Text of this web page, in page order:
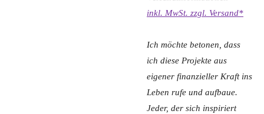
inkl. MwSt. zzgl. Versand*
Ich möchte betonen, dass
ich diese Projekte aus
eigener finanzieller Kraft ins
Leben rufe und aufbaue.
Jeder, der sich inspiriert